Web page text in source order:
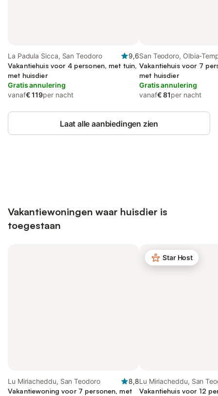
La Padula Sicca, San Teodoro
9,6
Vakantiehuis voor 4 personen, met tuin,
met huisdier
Gratis annulering
vanaf€ 119per nacht
San Teodoro, Olbia-
Vakantiehuis voor 7
met huisdier
Gratis annulering
vanaf€ 81per nacht
Laat alle aanbiedingen zien
Vakantiewoningen waar huisdier is
toegestaan
Lu Miriacheddu, San Teodoro
8,8
Vakantiewoning voor 7 personen, met
Star Host
Lu Miriacheddu, San
Vakantiehuis voor 12